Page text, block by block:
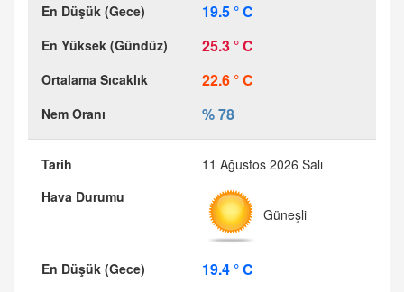
19.5 ° C
25.3 ° C
22.6 ° C
% 78
11 Ağustos 2026 Salı
Güneşli
19.4 ° C